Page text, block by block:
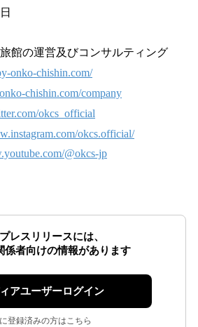
館の運営及びコンサルティング
onko-chishin.com/
chishin.com/company
okcs_official
okcs.official/
@okcs-jp
レスリリースには、
係者向けの情報があります
アユーザーログイン
登録済みの方はこちら